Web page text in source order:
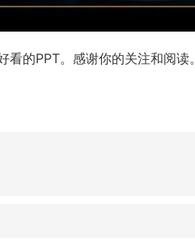
的PPT。感谢你的关注和阅读。